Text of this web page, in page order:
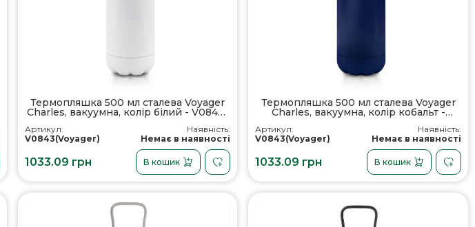
Термопляшка 500 мл сталева Voyager
Charles, вакуумна, колір білий - V0843-
Артикул:
V0843(Voyager)
Наявність:
Немає в наявності
1033.09 грн В кошик
Термопляшка 500 мл сталева Voyager
Charles, вакуумна, колір кобальт -
V0843-04
Артикул:
V0843(Voyager)
Наявність:
Немає в наявності
1033.09 грн В кошик